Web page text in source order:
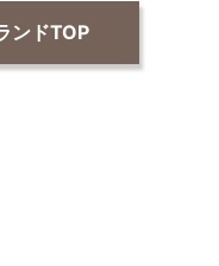
ンドTOP